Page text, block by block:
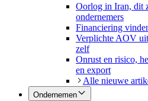
Oorlog in Iran, dit
ondernemers
Financiering
Verplichte AOV
zelf
Onrust en risico,
en export
Alle nieuwe
Ondernemen